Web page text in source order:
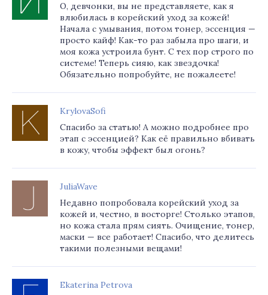
О, девчонки, вы не представляете, как я
влюбилась в корейский уход за кожей!
Начала с умывания, потом тонер, эссенция —
просто кайф! Как-то раз забыла про шаги, и
моя кожа устроила бунт. С тех пор строго по
системе! Теперь сияю, как звездочка!
Обязательно попробуйте, не пожалеете!
KrylovaSofi
Спасибо за статью! А можно подробнее про
этап с эссенцией? Как её правильно вбивать
в кожу, чтобы эффект был огонь?
JuliaWave
Недавно попробовала корейский уход за
кожей и, честно, в восторге! Столько этапов,
но кожа стала прям сиять. Очищение, тонер,
маски — все работает! Спасибо, что делитесь
такими полезными вещами!
Ekaterina Petrova